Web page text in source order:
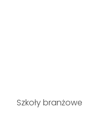
Szkoły branżowe